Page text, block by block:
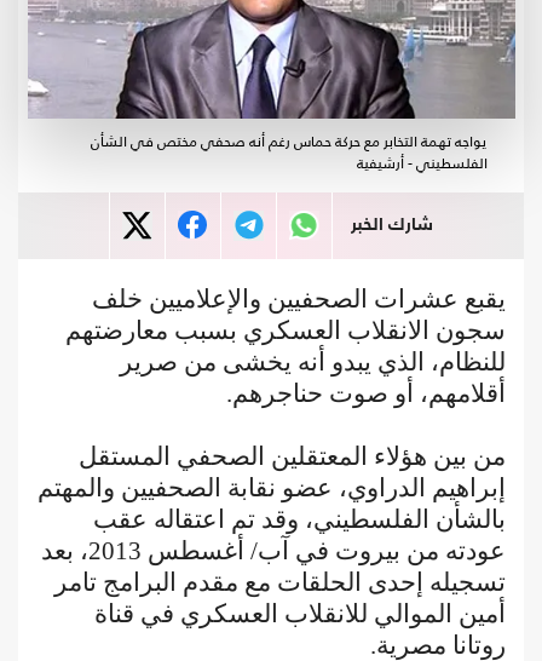
يواجه تهمة التخابر مع حركة حماس رغم أنه صحفي مختص في الشأن
الفلسطيني - أرشيفية
شارك الخبر
يقبع عشرات الصحفيين والإعلاميين خلف
سجون الانقلاب العسكري بسبب معارضتهم
للنظام، الذي يبدو أنه يخشى من صرير
أقلامهم، أو صوت حناجرهم.
من بين هؤلاء المعتقلين الصحفي المستقل
إبراهيم الدراوي، عضو نقابة الصحفيين والمهتم
بالشأن الفلسطيني، وقد تم اعتقاله عقب
عودته من بيروت في آب/ أغسطس 2013، بعد
تسجيله إحدى الحلقات مع مقدم البرامج تامر
أمين الموالي للانقلاب العسكري في قناة
روتانا مصرية.